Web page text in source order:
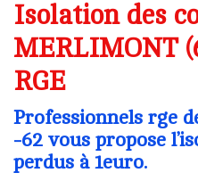
Isolation des
MERLIMONT
RGE
Professionnels rge
-62 vous propose
perdus à 1euro.